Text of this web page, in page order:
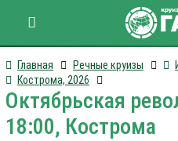
Главная Речные круизы
Кострома, 2026
Октябрьская
18:00, Кострома